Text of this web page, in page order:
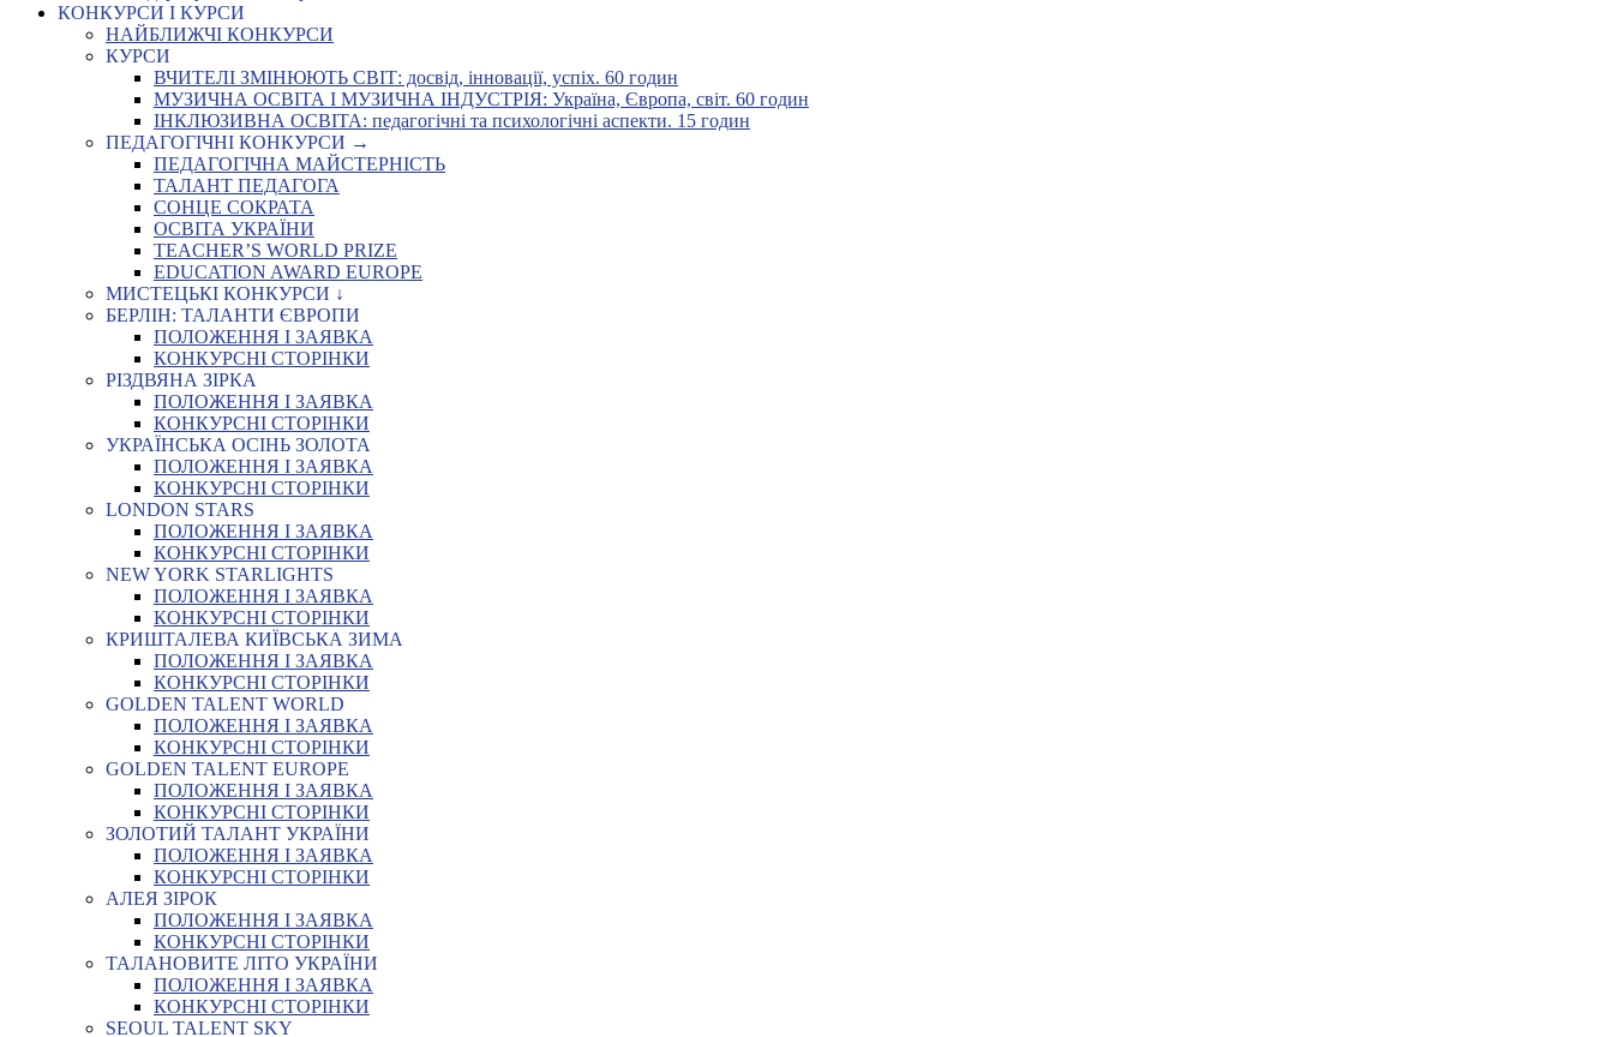
КОНКУРСИ І КУРСИ
НАЙБЛИЖЧІ КОНКУРСИ
КУРСИ
ВЧИТЕЛІ ЗМІНЮЮТЬ СВІТ: досвід, інновації, успіх. 60 годин
МУЗИЧНА ОСВІТА І МУЗИЧНА ІНДУСТРІЯ: Україна, Європа, світ. 60 годин
ІНКЛЮЗИВНА ОСВІТА: педагогічні та психологічні аспекти. 15 годин
ПЕДАГОГІЧНІ КОНКУРСИ →
ПЕДАГОГІЧНА МАЙСТЕРНІСТЬ
ТАЛАНТ ПЕДАГОГА
СОНЦЕ СОКРАТА
ОСВІТА УКРАЇНИ
TEACHER’S WORLD PRIZE
EDUCATION AWARD EUROPE
МИСТЕЦЬКІ КОНКУРСИ ↓
БЕРЛІН: ТАЛАНТИ ЄВРОПИ
ПОЛОЖЕННЯ І ЗАЯВКА
КОНКУРСНІ СТОРІНКИ
РІЗДВЯНА ЗІРКА
ПОЛОЖЕННЯ І ЗАЯВКА
КОНКУРСНІ СТОРІНКИ
УКРАЇНСЬКА ОСІНЬ ЗОЛОТА
ПОЛОЖЕННЯ І ЗАЯВКА
КОНКУРСНІ СТОРІНКИ
LONDON STARS
ПОЛОЖЕННЯ І ЗАЯВКА
КОНКУРСНІ СТОРІНКИ
NEW YORK STARLIGHTS
ПОЛОЖЕННЯ І ЗАЯВКА
КОНКУРСНІ СТОРІНКИ
КРИШТАЛЕВА КИЇВСЬКА ЗИМА
ПОЛОЖЕННЯ І ЗАЯВКА
КОНКУРСНІ СТОРІНКИ
GOLDEN TALENT WORLD
ПОЛОЖЕННЯ І ЗАЯВКА
КОНКУРСНІ СТОРІНКИ
GOLDEN TALENT EUROPE
ПОЛОЖЕННЯ І ЗАЯВКА
КОНКУРСНІ СТОРІНКИ
ЗОЛОТИЙ ТАЛАНТ УКРАЇНИ
ПОЛОЖЕННЯ І ЗАЯВКА
КОНКУРСНІ СТОРІНКИ
АЛЕЯ ЗІРОК
ПОЛОЖЕННЯ І ЗАЯВКА
КОНКУРСНІ СТОРІНКИ
ТАЛАНОВИТЕ ЛІТО УКРАЇНИ
ПОЛОЖЕННЯ І ЗАЯВКА
КОНКУРСНІ СТОРІНКИ
SEOUL TALENT SKY